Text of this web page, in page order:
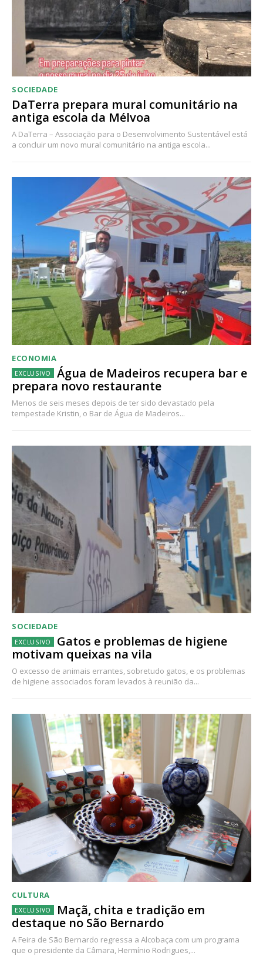
SOCIEDADE
DaTerra prepara mural comunitário na
antiga escola da Mélvoa
A DaTerra – Associação para o Desenvolvimento Sustentável está
a concluir um novo mural comunitário na antiga escola...
ECONOMIA
Água de Madeiros recupera bar e
prepara novo restaurante
Menos de seis meses depois de ter sido devastado pela
tempestade Kristin, o Bar de Água de Madeiros...
SOCIEDADE
Gatos e problemas de higiene
motivam queixas na vila
O excesso de animais errantes, sobretudo gatos, e os problemas
de higiene associados foram levados à reunião da...
CULTURA
Maçã, chita e tradição em
destaque no São Bernardo
A Feira de São Bernardo regressa a Alcobaça com um programa
que o presidente da Câmara, Hermínio Rodrigues,...